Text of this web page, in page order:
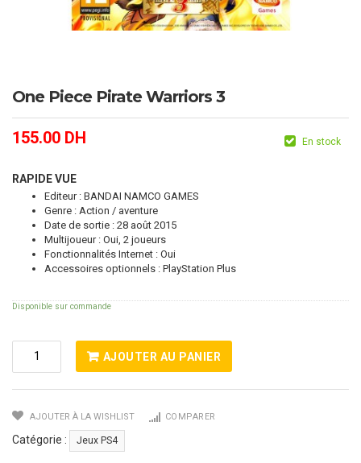
One Piece Pirate Warriors 3
155.00 DH En stock
RAPIDE VUE
Editeur : BANDAI NAMCO GAMES
Genre : Action / aventure
Date de sortie : 28 août 2015
Multijoueur : Oui, 2 joueurs
Fonctionnalités Internet : Oui
Accessoires optionnels : PlayStation Plus
Disponible sur commande
Quantité
De
One
Pirate
Warriors
AJOUTER AU PANIER
AJOUTER À LA WISHLIST COMPARER
Catégorie : Jeux PS4